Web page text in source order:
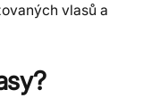
vlasů a